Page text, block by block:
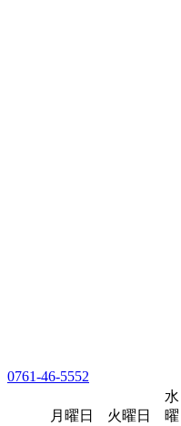
0761-46-5552
月曜日 火曜日
水
曜